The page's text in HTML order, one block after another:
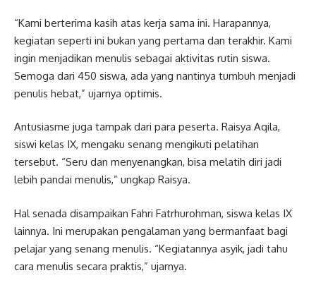
“Kami berterima kasih atas kerja sama ini. Harapannya,
kegiatan seperti ini bukan yang pertama dan terakhir. Kami
ingin menjadikan menulis sebagai aktivitas rutin siswa.
Semoga dari 450 siswa, ada yang nantinya tumbuh menjadi
penulis hebat,” ujarnya optimis.
Antusiasme juga tampak dari para peserta. Raisya Aqila,
siswi kelas IX, mengaku senang mengikuti pelatihan
tersebut. “Seru dan menyenangkan, bisa melatih diri jadi
lebih pandai menulis,” ungkap Raisya.
Hal senada disampaikan Fahri Fatrhurohman, siswa kelas IX
lainnya. Ini merupakan pengalaman yang bermanfaat bagi
pelajar yang senang menulis. “Kegiatannya asyik, jadi tahu
cara menulis secara praktis,” ujarnya.